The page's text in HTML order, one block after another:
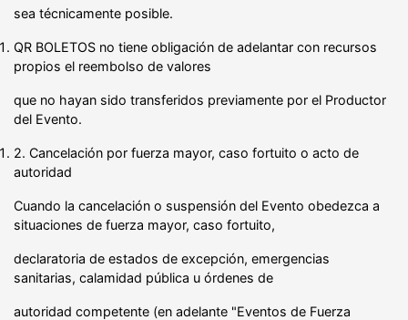
sea técnicamente posible.
QR BOLETOS no tiene obligación de adelantar con recursos
propios el reembolso de valores
que no hayan sido transferidos previamente por el Productor
del Evento.
2. Cancelación por fuerza mayor, caso fortuito o acto de
autoridad
Cuando la cancelación o suspensión del Evento obedezca a
situaciones de fuerza mayor, caso fortuito,
declaratoria de estados de excepción, emergencias
sanitarias, calamidad pública u órdenes de
autoridad competente (en adelante "Eventos de Fuerza